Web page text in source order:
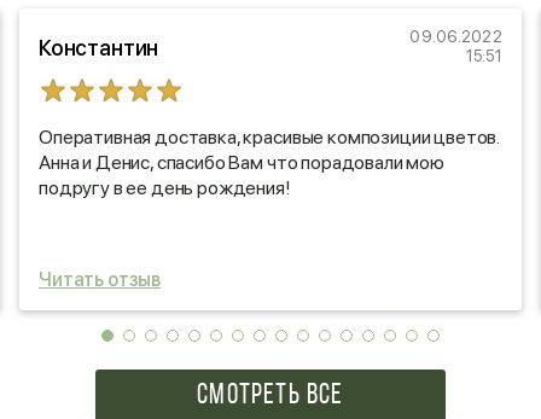
Константин
09.06.2022
15:51
Оперативная доставка, красивые композиции цветов.
Анна и Денис, спасибо Вам что порадовали мою
подругу в ее день рождения!
Читать отзыв
СМОТРЕТЬ ВСЕ